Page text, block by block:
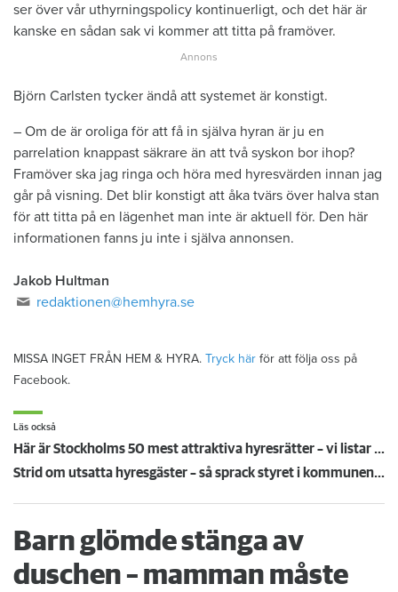
ser över vår uthyrningspolicy kontinuerligt, och det här är
kanske en sådan sak vi kommer att titta på framöver.
Björn Carlsten tycker ändå att systemet är konstigt.
– Om de är oroliga för att få in själva hyran är ju en
parrelation knappast säkrare än att två syskon bor ihop?
Framöver ska jag ringa och höra med hyresvärden innan jag
går på visning. Det blir konstigt att åka tvärs över halva stan
för att titta på en lägenhet man inte är aktuell för. Den här
informationen fanns ju inte i själva annonsen.
Jakob Hultman
redaktionen@hemhyra.se
MISSA INGET FRÅN HEM & HYRA. Tryck här för att följa oss på
Facebook.
Läs också
Här är Stockholms 50 mest attraktiva hyresrätter – vi listar drömlägenheterna med längst kötid
Strid om utsatta hyresgäster – så sprack styret i kommunen: "Utestänger människor från boende"
Barn glömde stänga av
duschen – mamman måste